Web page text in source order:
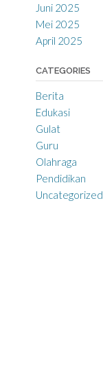
Juni 2025
Mei 2025
April 2025
CATEGORIES
Berita
Edukasi
Gulat
Guru
Olahraga
Pendidikan
Uncategorized